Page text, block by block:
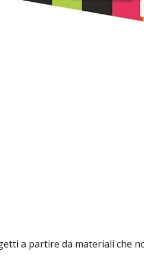
a partire da materiali che